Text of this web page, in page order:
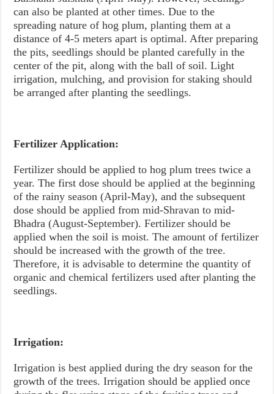
can also be planted at other times. Due to the
spreading nature of hog plum, planting them at a
distance of 4-5 meters apart is optimal. After preparing
the pits, seedlings should be planted carefully in the
center of the pit, along with the ball of soil. Light
irrigation, mulching, and provision for staking should
be arranged after planting the seedlings.
Fertilizer Application:
Fertilizer should be applied to hog plum trees twice a
year. The first dose should be applied at the beginning
of the rainy season (April-May), and the subsequent
dose should be applied from mid-Shravan to mid-
Bhadra (August-September). Fertilizer should be
applied when the soil is moist. The amount of fertilizer
should be increased with the growth of the tree.
Therefore, it is advisable to determine the quantity of
organic and chemical fertilizers used after planting the
seedlings.
Irrigation:
Irrigation is best applied during the dry season for the
growth of the trees. Irrigation should be applied once